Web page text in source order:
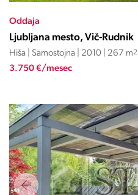
Oddaja
Ljubljana mesto, Vič-Rudnik
Hiša | Samostojna | 2010 | 267 m2
3.750 €/mesec